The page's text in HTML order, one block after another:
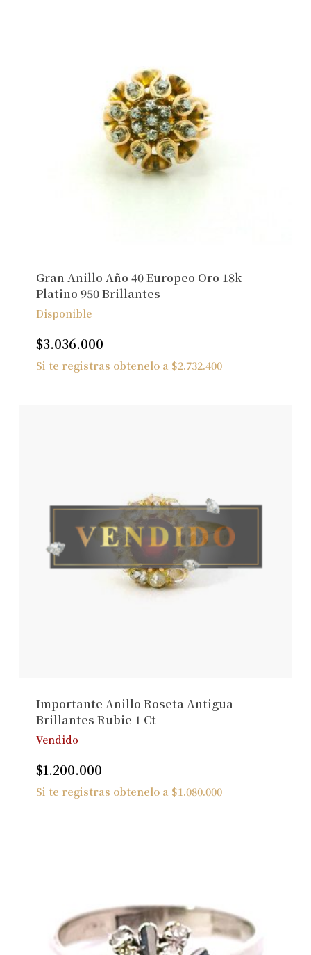
No hay productos en el carrito.
Gran Anillo Año 40 Europeo Oro 18k
Platino 950 Brillantes
Disponible
$3.036.000
Si te registras obtenelo a $2.732.400
Importante Anillo Roseta Antigua
Brillantes Rubie 1 Ct
Vendido
$1.200.000
Si te registras obtenelo a $1.080.000